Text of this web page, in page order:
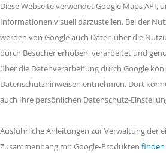
Diese Webseite verwendet Google Maps API,
Informationen visuell darzustellen. Bei der
werden von Google auch Daten über die
durch Besucher erhoben, verarbeitet und
über die Datenverarbeitung durch Google
Datenschutzhinweisen entnehmen. Dort
auch Ihre persönlichen Datenschutz-
Ausführliche Anleitungen zur Verwaltung der
Zusammenhang mit Google-Produkten finden